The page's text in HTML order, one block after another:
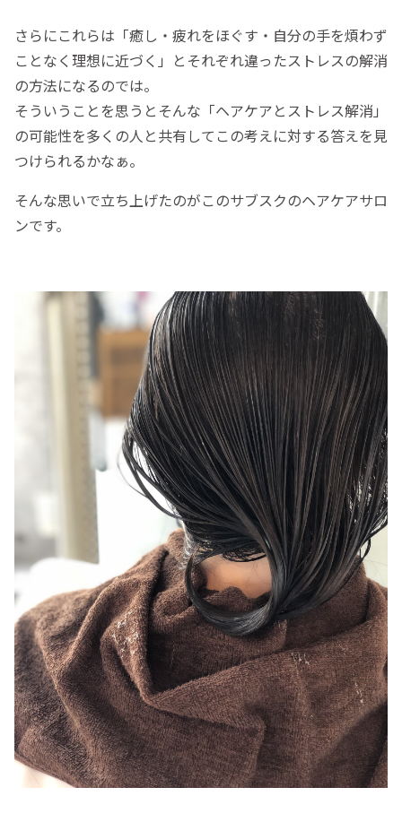
さらにこれらは「癒し・疲れをほぐす・自分の手を煩わず
ことなく理想に近づく」とそれぞれ違ったストレスの解消
の方法になるのでは。
そういうことを思うとそんな「ヘアケアとストレス解消」
の可能性を多くの人と共有してこの考えに対する答えを見
つけられるかなぁ。
そんな思いで立ち上げたのがこのサブスクのヘアケアサロ
ンです。